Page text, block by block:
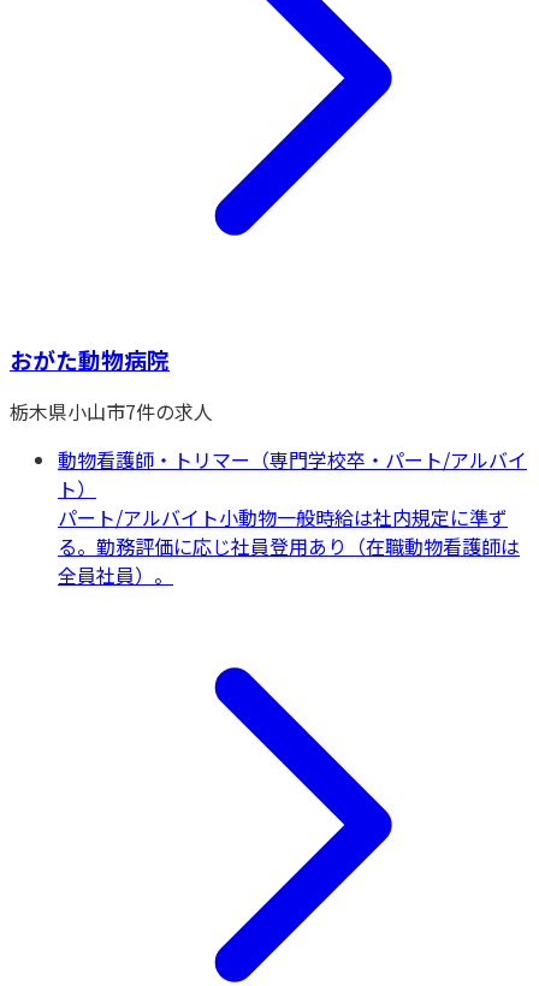
おがた動物病院
栃木県小山市7件の求人
動物看護師・トリマー（専門学校卒・パート/アルバイ
ト）
パート/アルバイト小動物一般時給は社内規定に準ず
る。勤務評価に応じ社員登用あり（在職動物看護師は
全員社員）。